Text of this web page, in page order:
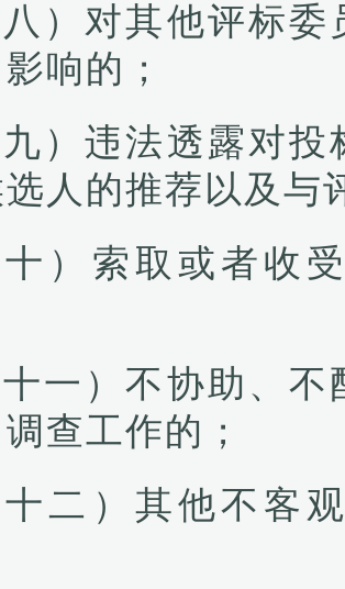
八）对其他评标
响的；
九）违法透露对
人的推荐以及与
十）索取或者收
十一）不协助、
查工作的；
十二）其他不客